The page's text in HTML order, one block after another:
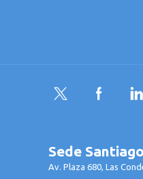
Twitter Facebook
Sede Santiago
Av. Plaza 680, Las